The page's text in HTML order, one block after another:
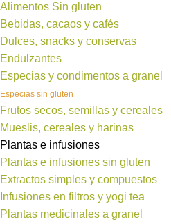
Alimentos Sin gluten
Bebidas, cacaos y cafés
Dulces, snacks y conservas
Endulzantes
Especias y condimentos a granel
Especias sin gluten
Frutos secos, semillas y cereales
Mueslis, cereales y harinas
Plantas e infusiones
Plantas e infusiones sin gluten
Extractos simples y compuestos
Infusiones en filtros y yogi tea
Plantas medicinales a granel